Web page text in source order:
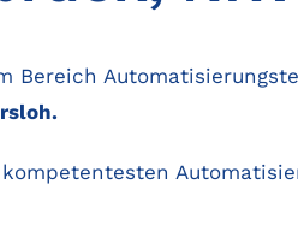
Bereich
kompetentesten